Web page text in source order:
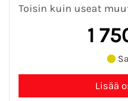
Toisin kuin useat
1